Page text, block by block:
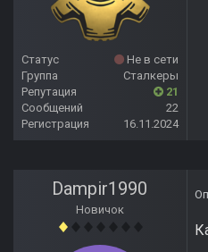
Статус
Не в сети
Группа
Сталкеры
Репутация
21
Сообщений
22
Регистрация
16.11.2024
Dampir1990
Новичок